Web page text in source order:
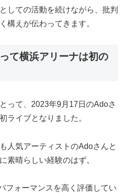
しての活動を続けながら、批判
構えが伝わってきます。
て横浜アリーナは初の
って、2023年9月17日のAdoさ
ライブとなりました。
人気アーティストのAdoさんと
素晴らしい経験のはず。
フォーマンスを高く評価してい